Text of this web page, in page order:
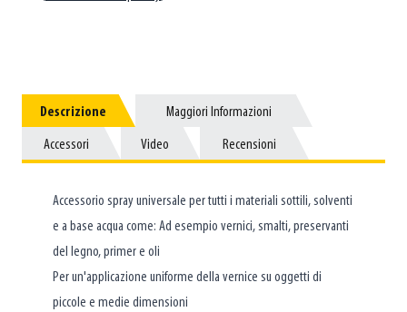
Descrizione
Descrizione Maggiori Informazioni
Maggiori Informazioni
Accessori
Accessori Video
Video Recensioni
Recensioni
Accessorio spray universale per tutti i materiali sottili, solventi
e a base acqua come: Ad esempio vernici, smalti, preservanti
del legno, primer e oli
Per un'applicazione uniforme della vernice su oggetti di
piccole e medie dimensioni